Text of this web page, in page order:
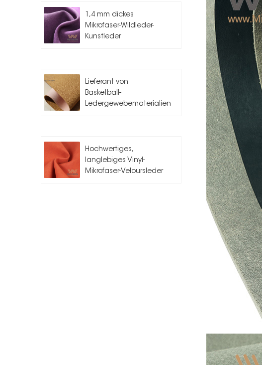
1,4 mm dickes
Mikrofaser-Wildleder-
Kunstleder
Lieferant von
Basketball-
Ledergewebematerialien
Hochwertiges,
langlebiges Vinyl-
Mikrofaser-Veloursleder